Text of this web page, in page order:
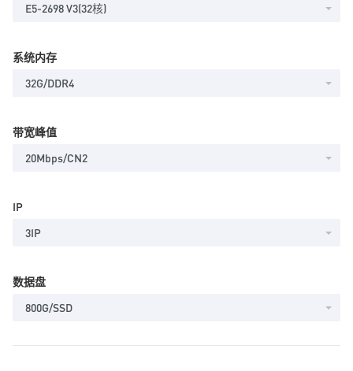
E5-2698 V3(32核)
系统内存
32G/DDR4
带宽峰值
20Mbps/CN2
IP
3IP
数据盘
800G/SSD